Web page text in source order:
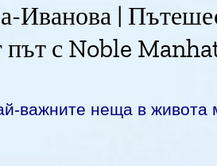
Иванова |
път с Noble
важните неща в живота